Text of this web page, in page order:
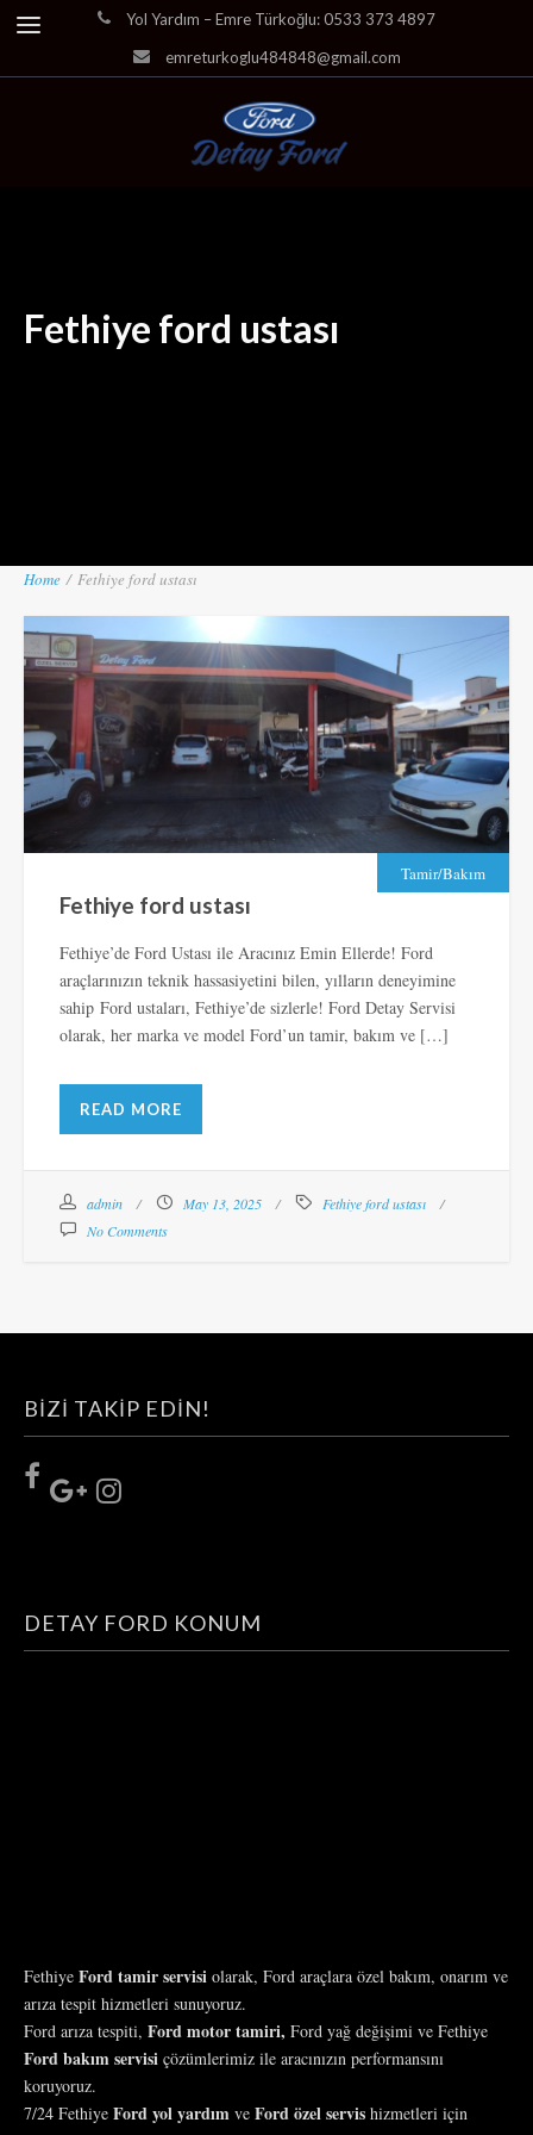
Yol Yardım – Emre Türkoğlu: 0533 373 4897
emreturkoglu484848@gmail.com
Fethiye ford ustası
Home / Fethiye ford ustası
Tamir/Bakım
Fethiye ford ustası
Fethiye’de Ford Ustası ile Aracınız Emin Ellerde! Ford
araçlarınızın teknik hassasiyetini bilen, yılların deneyimine
sahip Ford ustaları, Fethiye’de sizlerle! Ford Detay Servisi
olarak, her marka ve model Ford’un tamir, bakım ve […]
READ MORE
admin May 13, 2025
Fethiye ford ustası
No Comments
BIZI TAKIP EDIN!
DETAY FORD KONUM
Fethiye Ford tamir servisi olarak, Ford araçlara özel bakım, onarım ve
arıza tespit hizmetleri sunuyoruz.
Ford arıza tespiti, Ford motor tamiri, Ford yağ değişimi ve Fethiye
Ford bakım servisi çözümlerimiz ile aracınızın performansını
koruyoruz.
7/24 Fethiye Ford yol yardım ve Ford özel servis hizmetleri için